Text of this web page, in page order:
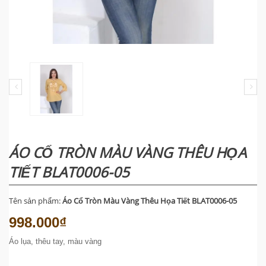
ÁO CỔ TRÒN MÀU VÀNG THÊU HỌA
TIẾT BLAT0006-05
Tên sản phẩm:Áo Cổ Tròn Màu Vàng Thêu Họa Tiết BLAT0006-05
998.000₫
Áo lụa, thêu tay, màu vàng